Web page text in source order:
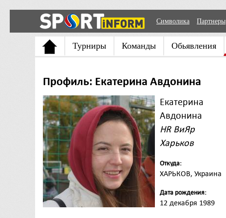
Символика Партнеры
Турниры Команды Обьявления
Профиль: Екатерина Авдонина
Екатерина
Авдонина
HR ВиЯр
Харьков
Откуда:
ХАРЬКОВ, Украина
Дата рождения:
12 декабря 1989